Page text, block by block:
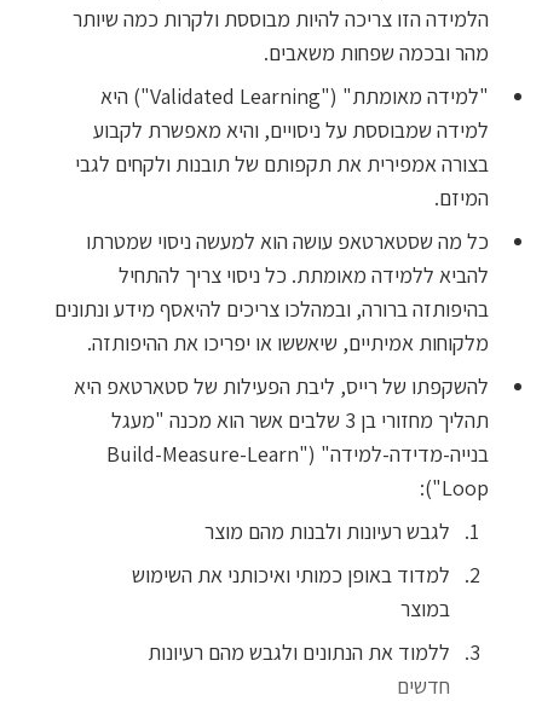
הלמידה הזו צריכה להיות מבוססת ולקרות כמה שיותר
מהר ובכמה שפחות משאבים.
"למידה מאומתת" ("Validated Learning") היא
למידה שמבוססת על ניסויים, והיא מאפשרת לקבוע
בצורה אמפירית את תקפותם של תובנות ולקחים לגבי
המיזם.
כל מה שסטארטאפ עושה הוא למעשה ניסוי שמטרתו
להביא ללמידה מאומתת. כל ניסוי צריך להתחיל
בהיפותזה ברורה, ובמהלכו צריכים להיאסף מידע ונתונים
מלקוחות אמיתיים, שיאששו או יפריכו את ההיפותזה.
להשקפתו של רייס, ליבת הפעילות של סטארטאפ היא
תהליך מחזורי בן 3 שלבים אשר הוא מכנה "מעגל
בנייה-מדידה-למידה" ("Build-Measure-Learn
Loop"):
לגבש רעיונות ולבנות מהם מוצר
למדוד באופן כמותי ואיכותני את השימוש
במוצר
ללמוד את הנתונים ולגבש מהם רעיונות
חדשים